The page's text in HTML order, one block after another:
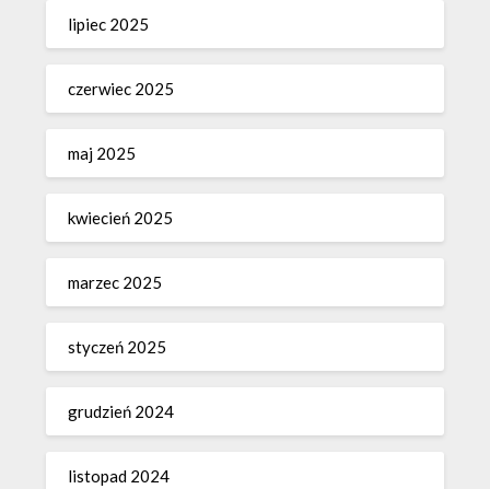
lipiec 2025
czerwiec 2025
maj 2025
kwiecień 2025
marzec 2025
styczeń 2025
grudzień 2024
listopad 2024